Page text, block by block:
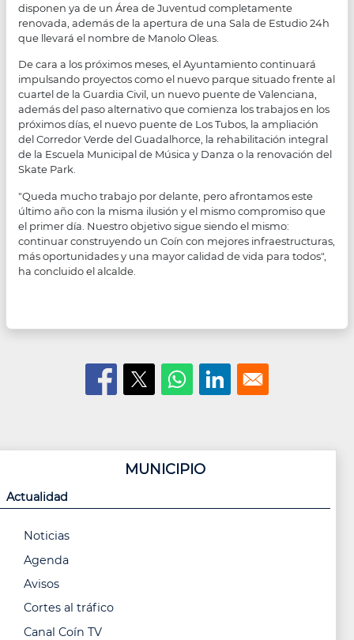
MUNICIPIO
Actualidad
Noticias
Agenda
Avisos
Cortes al tráfico
Canal Coín TV
disponen ya de un Área de Juventud completamente
renovada, además de la apertura de una Sala de Estudio 24h
que llevará el nombre de Manolo Oleas.
De cara a los próximos meses, el Ayuntamiento continuará
impulsando proyectos como el nuevo parque situado frente al
cuartel de la Guardia Civil, un nuevo puente de Valenciana,
además del paso alternativo que comienza los trabajos en los
próximos días, el nuevo puente de Los Tubos, la ampliación
del Corredor Verde del Guadalhorce, la rehabilitación integral
de la Escuela Municipal de Música y Danza o la renovación del
Skate Park.
"Queda mucho trabajo por delante, pero afrontamos este
último año con la misma ilusión y el mismo compromiso que
el primer día. Nuestro objetivo sigue siendo el mismo:
continuar construyendo un Coín con mejores infraestructuras,
más oportunidades y una mayor calidad de vida para todos",
ha concluido el alcalde.